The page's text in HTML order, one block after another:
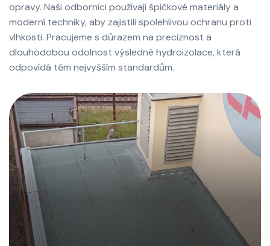
opravy. Naši odborníci používají špičkové materiály a
moderní techniky, aby zajistili spolehlivou ochranu proti
vlhkosti. Pracujeme s důrazem na preciznost a
dlouhodobou odolnost výsledné hydroizolace, která
odpovídá těm nejvyšším standardům.